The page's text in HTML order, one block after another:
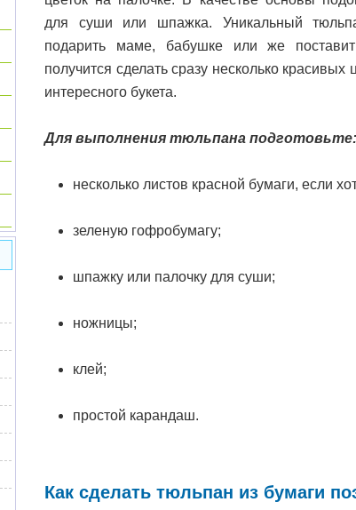
для суши или шпажка. Уникальный
подарить маме, бабушке или же
получится сделать сразу несколько красивых
интересного букета.
Для выполнения тюльпана подготовьте:
несколько листов красной бумаги, если
зеленую гофробумагу;
шпажку или палочку для суши;
ножницы;
клей;
простой карандаш.
Как сделать тюльпан из бумаги